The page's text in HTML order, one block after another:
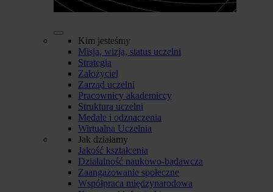
Kim jesteśmy
Misja, wizja, status uczelni
Strategia
Założyciel
Zarząd uczelni
Pracownicy akademiccy
Struktura uczelni
Medale i odznaczenia
Wirtualna Uczelnia
Jak działamy
Jakość kształcenia
Działalność naukowo-badawcza
Zaangażowanie społeczne
Współpraca międzynarodowa